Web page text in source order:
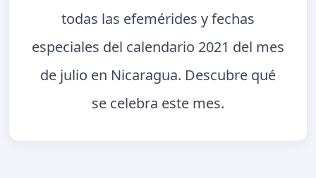
todas las efemérides y fechas
especiales del calendario 2021 del mes
de julio en Nicaragua. Descubre qué
se celebra este mes.